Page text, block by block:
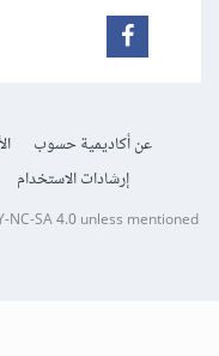
عن أكاديمية حسوب
إرشادات الاستخدام
NC-SA 4.0unless mentioned